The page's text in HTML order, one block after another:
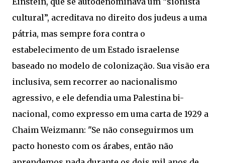
cultural”, acreditava no direito dos judeus a uma
pátria, mas sempre fora contra o
estabelecimento de um Estado israelense
baseado no modelo de colonização. Sua visão era
inclusiva, sem recorrer ao nacionalismo
agressivo, e ele defendia uma Palestina bi-
nacional, como expresso em uma carta de 1929 a
Chaim Weizmann: "Se não conseguirmos um
pacto honesto com os árabes, então não